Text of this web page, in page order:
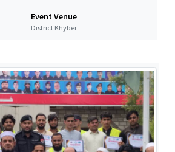
Event Venue
District Khyber